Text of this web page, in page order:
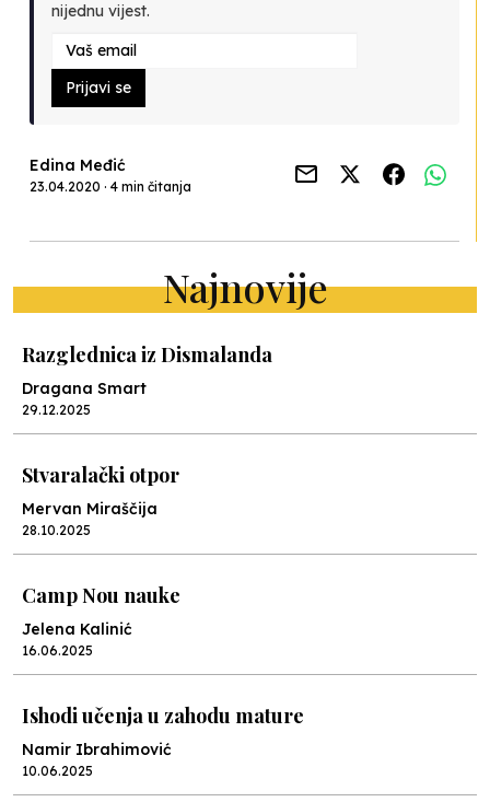
nijednu vijest.
Prijavi se
Edina Međić
23.04.2020 · 4 min čitanja
Najnovije
Razglednica iz Dismalanda
Dragana Smart
29.12.2025
Stvaralački otpor
Mervan Miraščija
28.10.2025
Camp Nou nauke
Jelena Kalinić
16.06.2025
Ishodi učenja u zahodu mature
Namir Ibrahimović
10.06.2025